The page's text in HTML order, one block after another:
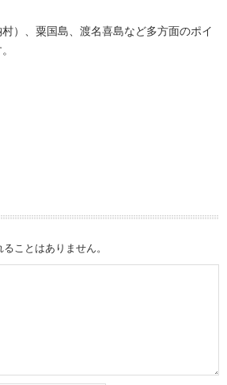
）、粟国島、渡名喜島など多方面のポイ
ことはありません。